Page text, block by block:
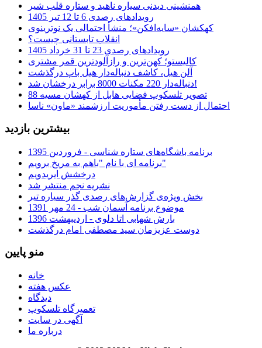
همنشینی دیدنی سیاره ناهید و ستاره قلب شیر
رویدادهای رصدی 6 تا 12 تیر 1405
کهکشان «سایه‌افکن»؛ منشأ احتمالی یک نوترینوی
انقلاب تابستانی چیست؟
رویدادهای رصدی 23 تا 31 خرداد 1405
کالیستو؛ کهن‌ترین و رازآلودترین قمر مشتری
آلن هیل، کاشف دنباله‌دار هیل باپ درگذشت
دنباله‌دار 220 مکنات 8000 برابر درخشان شد!
تصویر تلسکوپ فضایی هابل از کهشان مسیه 88
احتمال از دست رفتن مأموریت ارزشمند «ماون» ناسا
بیشترین بازدید
برنامه باشگاه‌های ستاره شناسی - فروردین 1395
برنامه ای با نام "باهم به مریخ برویم"
درخشش ایریدویم
نشریه نجم منتشر شد
بخش ویژه‌ی گزارش‌های رصدی گذر سیاره تیر
موضوع برنامه آسمان شب - 24 مهر 1391
بارش شهابی اتا دلوی - اردیبهشت 1396
دوست عزیزمان سید مصطفی امام درگذشت
منو پایین
خانه
عکس هفته
دیدگاه
تعمیرگاه تلسکوپ
آگهی در سایت
درباره ما